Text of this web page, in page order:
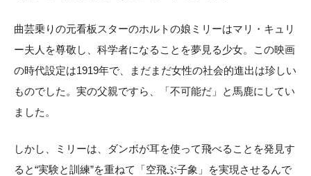
曲芸乗りの元看板スターのホルトの娘ミリーはマリ・キュリ
ー夫人を尊敬し、科学者になることを夢見る少女。この映画
の時代設定は1919年で、まだまだ女性の社会的進出は珍しい
ものでした。実の父親ですら、「不可能だ」と馬鹿にしてい
ました。
しかし、ミリーは、ダンボが耳を使って飛べることを発見す
ると“実験と訓練”を重ねて「空飛ぶ子象」を実現させるんで